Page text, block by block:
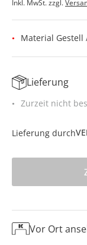
Inkl. MwSt. zzgl.
Material
Lieferung
Zurzeit nicht
Lieferung durch
Vor Ort